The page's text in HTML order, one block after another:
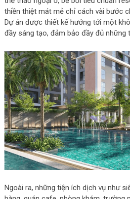
thiền thiệt mát mẻ chỉ cách vài bước
Dự án được thiết kế hướng tới một
đầy sáng tạo, đảm bảo đầy đủ những
Ngoài ra, những tiện ích dịch vụ như